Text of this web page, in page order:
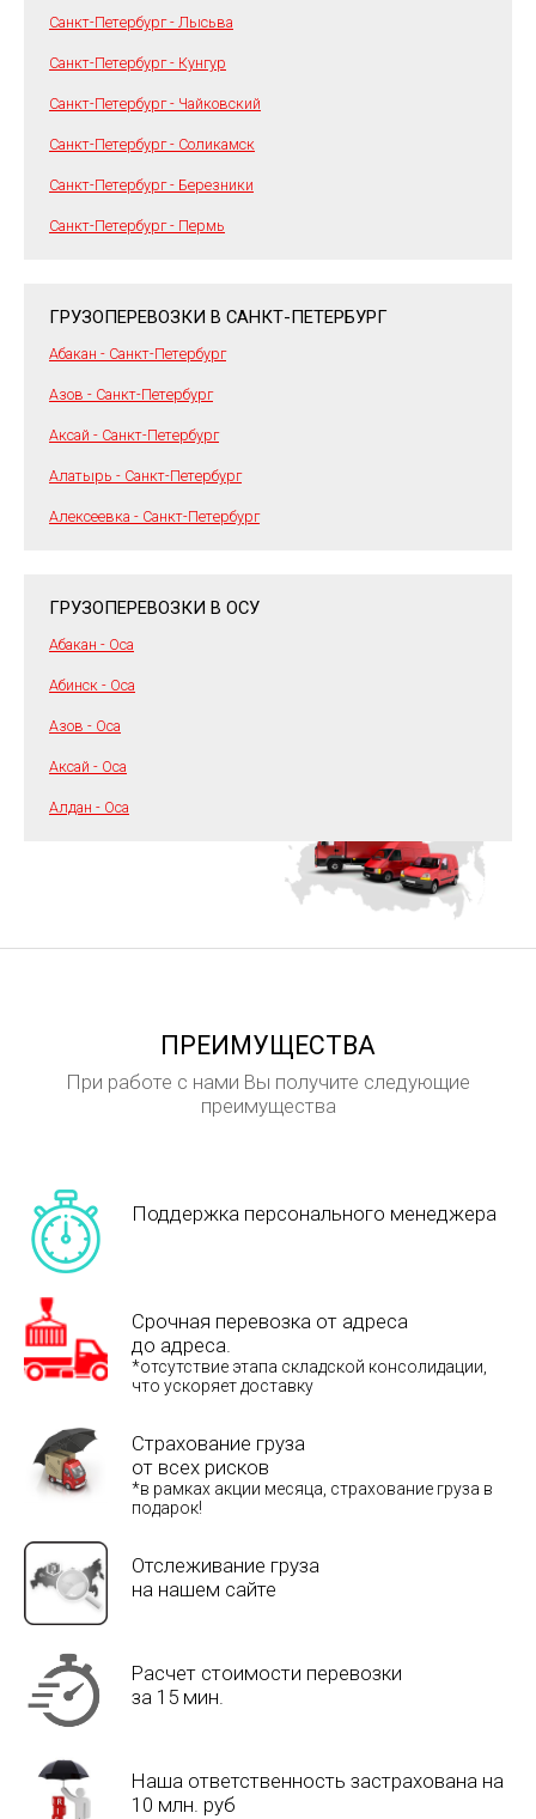
Санкт-Петербург - Лысьва
Санкт-Петербург - Кунгур
Санкт-Петербург - Чайковский
Санкт-Петербург - Соликамск
Санкт-Петербург - Березники
Санкт-Петербург - Пермь
ГРУЗОПЕРЕВОЗКИ В САНКТ-ПЕТЕРБУРГ
Абакан - Санкт-Петербург
Азов - Санкт-Петербург
Аксай - Санкт-Петербург
Алатырь - Санкт-Петербург
Алексеевка - Санкт-Петербург
ГРУЗОПЕРЕВОЗКИ В ОСУ
Абакан - Оса
Абинск - Оса
Азов - Оса
Аксай - Оса
Алдан - Оса
ПРЕИМУЩЕСТВА
При работе с нами Вы получите следующие
преимущества
Поддержка персонального менеджера
Срочная перевозка от адреса
до адреса.
*отсутствие этапа складской консолидации,
что ускоряет доставку
Страхование груза
от всех рисков
*в рамках акции месяца, страхование груза в
подарок!
Отслеживание груза
на нашем сайте
Расчет стоимости перевозки
за 15 мин.
Наша ответственность застрахована на
10 млн. руб